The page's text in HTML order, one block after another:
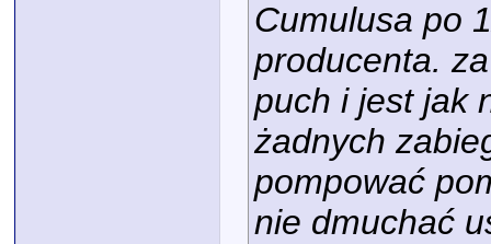
Cumulusa po
producenta.
puch i jest jak
żadnych
pompować
nie dmuchać